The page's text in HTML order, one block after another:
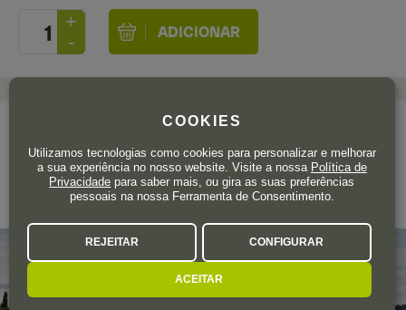
ABADÍA RETUERTA
Abadía Retuerta
COOKIES
Utilizamos tecnologias como cookies para personalizar e melhorar
a sua experiência no nosso website. Visite a nossa Política de
Privacidade para saber mais, ou gira as suas preferências
pessoais na nossa Ferramenta de Consentimento.
REJEITAR CONFIGURAR
ACEITAR